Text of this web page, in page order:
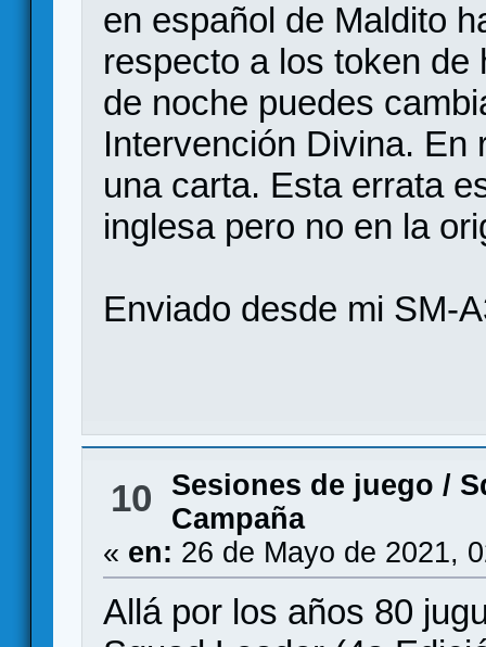
en español de Maldito
respecto a los token
de noche puedes
Intervención Divina. En
una carta. Esta errata
inglesa pero no en la
Enviado desde mi SM-
10 Sesiones de juego /
Campaña
« en: 26 de Mayo de 2021,
Allá por los años 80